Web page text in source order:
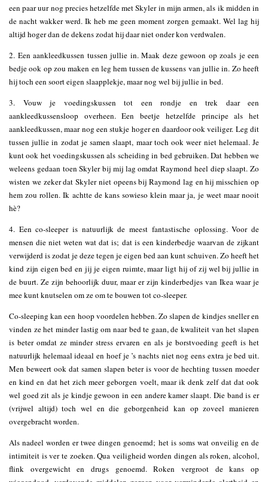
een paar uur nog precies hetzelfde met Skyler in mijn armen, als ik midden in
de nacht wakker werd. Ik heb me geen moment zorgen gemaakt. Wel lag hij
altijd hoger dan de dekens zodat hij daar niet onder kon verdwalen.
2. Een aankleedkussen tussen jullie in. Maak deze gewoon op zoals je een
bedje ook op zou maken en leg hem tussen de kussens van jullie in. Zo heeft
hij toch een soort eigen slaapplekje, maar nog wel bij jullie in bed.
3. Vouw je voedingskussen tot een rondje en trek daar een
aankleedkussensloop overheen. Een beetje hetzelfde principe als het
aankleedkussen, maar nog een stukje hoger en daardoor ook veiliger. Leg dit
tussen jullie in zodat je samen slaapt, maar toch ook weer niet helemaal. Je
kunt ook het voedingskussen als scheiding in bed gebruiken. Dat hebben we
weleens gedaan toen Skyler bij mij lag omdat Raymond heel diep slaapt. Zo
wisten we zeker dat Skyler niet opeens bij Raymond lag en hij misschien op
hem zou rollen. Ik achtte de kans sowieso klein maar ja, je weet maar nooit
hè?
4. Een co-sleeper is natuurlijk de meest fantastische oplossing. Voor de
mensen die niet weten wat dat is; dat is een kinderbedje waarvan de zijkant
verwijderd is zodat je deze tegen je eigen bed aan kunt schuiven. Zo heeft het
kind zijn eigen bed en jij je eigen ruimte, maar ligt hij of zij wel bij jullie in
de buurt. Ze zijn behoorlijk duur, maar er zijn kinderbedjes van Ikea waar je
mee kunt knutselen om ze om te bouwen tot co-sleeper.
Co-sleeping kan een hoop voordelen hebben. Zo slapen de kindjes sneller en
vinden ze het minder lastig om naar bed te gaan, de kwaliteit van het slapen
is beter omdat ze minder stress ervaren en als je borstvoeding geeft is het
natuurlijk helemaal ideaal en hoef je ’s nachts niet nog eens extra je bed uit.
Men beweert ook dat samen slapen beter is voor de hechting tussen moeder
en kind en dat het zich meer geborgen voelt, maar ik denk zelf dat dat ook
wel goed zit als je kindje gewoon in een andere kamer slaapt. Die band is er
(vrijwel altijd) toch wel en die geborgenheid kan op zoveel manieren
overgebracht worden.
Als nadeel worden er twee dingen genoemd; het is soms wat onveilig en de
intimiteit is ver te zoeken. Qua veiligheid worden dingen als roken, alcohol,
flink overgewicht en drugs genoemd. Roken vergroot de kans op